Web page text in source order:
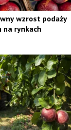
wzrost podaży
na rynkach